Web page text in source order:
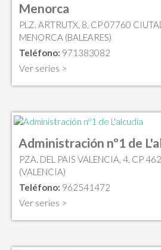
Menorca
PLZ. ARTRUTX, 8, CP 07760
MENORCA (BALEARES)
Teléfono: 971383082
Ver series >
Administración nº1 de
PZA. DEL PAIS VALENCIA, 4, CP
(VALENCIA)
Teléfono: 962541472
Ver series >